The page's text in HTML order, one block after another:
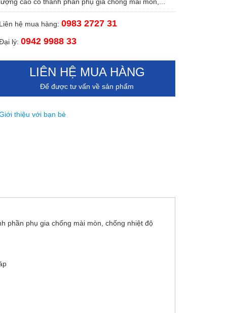
hệ mua hàng: 0983 2727 31
lý: 0942 9988 33
LIÊN HỆ MUA HÀNG
Để được tư vấn về sản phẩm
thiệu với bạn bè
phần phụ gia chống mài mòn, chống nhiệt độ